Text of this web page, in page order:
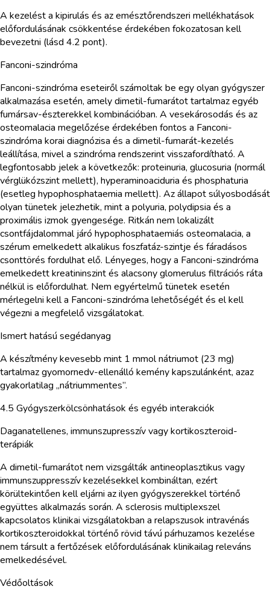
A kezelést a kipirulás és az emésztőrendszeri mellékhatások
előfordulásának csökkentése érdekében fokozatosan kell
bevezetni (lásd 4.2 pont).
Fanconi-szindróma
Fanconi-szindróma eseteiről számoltak be egy olyan gyógyszer
alkalmazása esetén, amely dimetil-fumarátot tartalmaz egyéb
fumársav-észterekkel kombinációban. A vesekárosodás és az
osteomalacia megelőzése érdekében fontos a Fanconi-
szindróma korai diagnózisa és a dimetil-fumarát-kezelés
leállítása, mivel a szindróma rendszerint visszafordítható. A
legfontosabb jelek a következők: proteinuria, glucosuria (normál
vérglükózszint mellett), hyperaminoaciduria és phosphaturia
(esetleg hypophosphataemia mellett). Az állapot súlyosbodását
olyan tünetek jelezhetik, mint a polyuria, polydipsia és a
proximális izmok gyengesége. Ritkán nem lokalizált
csontfájdalommal járó hypophosphataemiás osteomalacia, a
szérum emelkedett alkalikus foszfatáz-szintje és fáradásos
csonttörés fordulhat elő. Lényeges, hogy a Fanconi-szindróma
emelkedett kreatininszint és alacsony glomerulus filtrációs ráta
nélkül is előfordulhat. Nem egyértelmű tünetek esetén
mérlegelni kell a Fanconi-szindróma lehetőségét és el kell
végezni a megfelelő vizsgálatokat.
Ismert hatású segédanyag
A készítmény kevesebb mint 1 mmol nátriumot (23 mg)
tartalmaz gyomornedv-ellenálló kemény kapszulánként, azaz
gyakorlatilag „nátriummentes”.
4.5 Gyógyszerkölcsönhatások és egyéb interakciók
Daganatellenes, immunszupresszív vagy kortikoszteroid-
terápiák
A dimetil-fumarátot nem vizsgálták antineoplasztikus vagy
immunszuppresszív kezelésekkel kombináltan, ezért
körültekintően kell eljárni az ilyen gyógyszerekkel történő
együttes alkalmazás során. A sclerosis multiplexszel
kapcsolatos klinikai vizsgálatokban a relapszusok intravénás
kortikoszteroidokkal történő rövid távú párhuzamos kezelése
nem társult a fertőzések előfordulásának klinikailag releváns
emelkedésével.
Védőoltások